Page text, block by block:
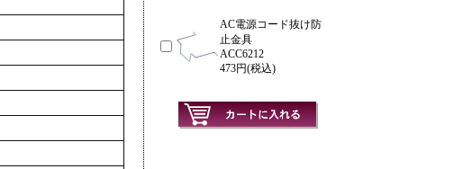
AC電源コード抜け防
止金具
ACC6212
473円(税込)